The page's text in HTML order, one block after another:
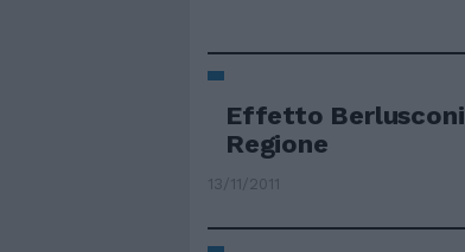
Effetto Berlusconi
Regione
13/11/2011